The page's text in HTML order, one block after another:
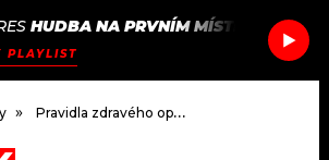
JAK
SEZNAM.CZ
HUDBA NA PRVNÍM MÍSTĚ MK &
PLAYLIST
Pravidla zdravého opalování: Mažte se každé dvě hodiny a doplňujte tekutiny